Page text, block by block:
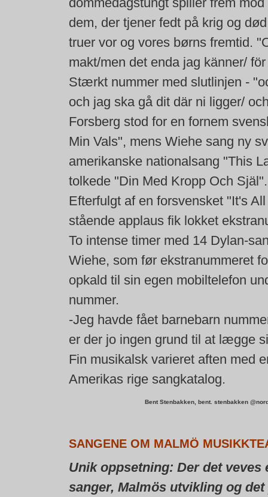
dem, der tjener fedt på krig og
truer vor og vores børns fremtid.
makt/men det enda jag känner/
Stærkt nummer med slutlinjen -
och jag ska gå dit där ni ligger/
Forsberg stod for en fornem
Min Vals", mens Wiehe sang ny
amerikanske nationalsang "This
tolkede "Din Med Kropp Och Själ".
Efterfulgt af en forsvensket "It's
stående applaus fik lokket
To intense timer med 14 Dylan-
Wiehe, som før ekstranummeret
opkald til sin egen mobiltelefon
nummer.
-Jeg havde fået barnebarn
er der jo ingen grund til at lægge
Fin musikalsk varieret aften med
Amerikas rige sangkatalog.
Bent Stenbakken, bent. stenbakken
SANGENE OM MALMÖ
Unik oppsetning: Der det
sanger, Malmös utvikling og